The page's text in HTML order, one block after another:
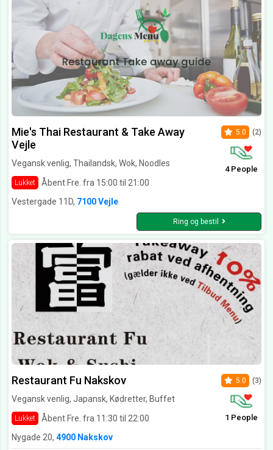
Mie's Thai Restaurant & Take Away
Vejle
Vegansk venlig, Thailandsk, Wok, Noodles
Lukket Åbent Fre. fra 15:00 til 21:00
5.0 (2)
4 People
Vestergade 11D, 7100 Vejle
Ring og bestil
Restaurant Fu Nakskov
Vegansk venlig, Japansk, Kødretter, Buffet
Lukket Åbent Fre. fra 11:30 til 22:00
5.0 (3)
1 People
Nygade 20, 4900 Nakskov